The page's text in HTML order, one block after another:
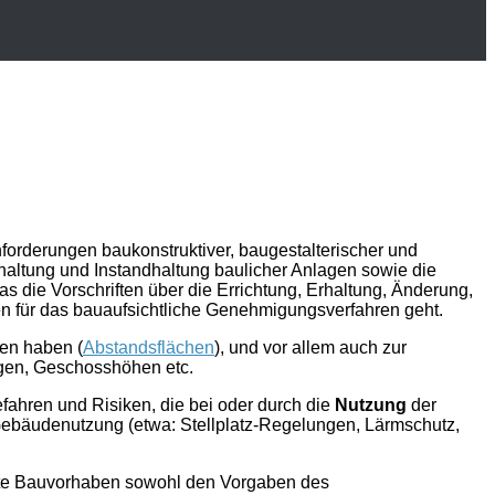
baukonstruktiver, baugestalterischer und
und Instandhaltung baulicher Anlagen sowie die
die Vorschriften über die Errichtung, Erhaltung, Änderung,
für das bauaufsichtliche Genehmigungsverfahren geht.
haben (Abstandsflächen), und vor allem auch zur
Geschosshöhen etc.
und Risiken, die bei oder durch die Nutzung der
(etwa: Stellplatz-Regelungen, Lärmschutz,
Bauvorhaben sowohl den Vorgaben des